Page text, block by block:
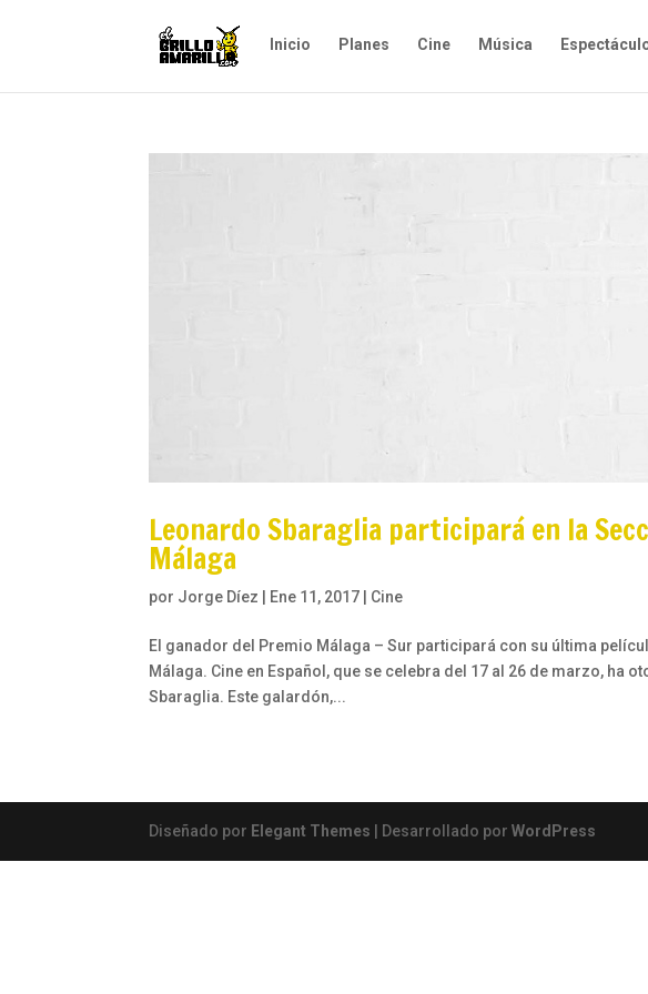
Inicio Planes Cine Música
Leonardo Sbaraglia participará en la
Málaga
por Jorge Díez Ene 11, 2017 Cine
El ganador del Premio Málaga – Sur participará con su última
Málaga. Cine en Español, que se celebra del 17 al 26 de marzo, ha
Sbaraglia. Este galardón,...
Diseñado por Elegant Themes | Desarrollado porWordPress